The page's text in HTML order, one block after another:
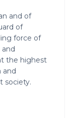
and of
of
force of
the highest
and
society.